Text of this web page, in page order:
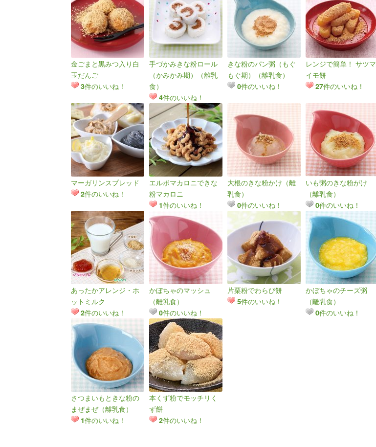
金ごまと黒みつ入り白
玉だんご
3件のいいね！
手づかみきな粉ロール
（かみかみ期）（離乳
食）
4件のいいね！
きな粉のパン粥（もぐ
もぐ期）（離乳食）
0件のいいね！
レンジで簡単！ サツマ
イモ餅
27件のいいね！
マーガリンスプレッド
2件のいいね！
エルボマカロニできな
粉マカロニ
1件のいいね！
大根のきな粉かけ（離
乳食）
0件のいいね！
いも粥のきな粉がけ
（離乳食）
0件のいいね！
あったかアレンジ・ホ
ットミルク
2件のいいね！
かぼちゃのマッシュ
（離乳食）
0件のいいね！
片栗粉でわらび餅
5件のいいね！
かぼちゃのチーズ粥
（離乳食）
0件のいいね！
さつまいもときな粉の
まぜまぜ（離乳食）
1件のいいね！
本くず粉でモッチリく
ず餅
2件のいいね！